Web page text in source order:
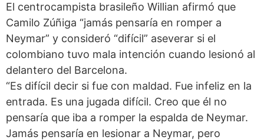
El centrocampista brasileño Willian afirmó que
Camilo Zúñiga “jamás pensaría en romper a
Neymar” y consideró “difícil” aseverar si el
colombiano tuvo mala intención cuando lesionó al
delantero del Barcelona.
“Es difícil decir si fue con maldad. Fue infeliz en la
entrada. Es una jugada difícil. Creo que él no
pensaría que iba a romper la espalda de Neymar.
Jamás pensaría en lesionar a Neymar, pero